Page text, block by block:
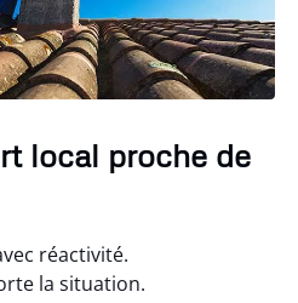
local proche de
réactivité.
la situation.